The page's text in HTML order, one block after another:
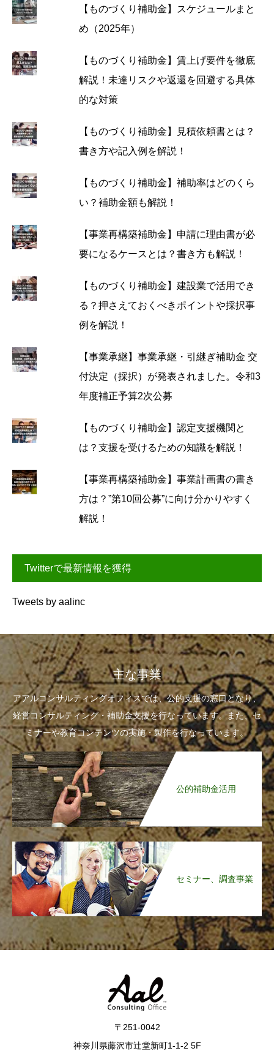
【ものづくり補助金】スケジュールまと
め（2025年）
【ものづくり補助金】賃上げ要件を徹底
解説！未達リスクや返還を回避する具体
的な対策
【ものづくり補助金】見積依頼書とは？
書き方や記入例を解説！
【ものづくり補助金】補助率はどのくら
い？補助金額も解説！
【事業再構築補助金】申請に理由書が必
要になるケースとは？書き方も解説！
【ものづくり補助金】建設業で活用でき
る？押さえておくべきポイントや採択事
例を解説！
【事業承継】事業承継・引継ぎ補助金 交
付決定（採択）が発表されました。令和3
年度補正予算2次公募
【ものづくり補助金】認定支援機関と
は？支援を受けるための知識を解説！
【事業再構築補助金】事業計画書の書き
方は？”第10回公募”に向け分かりやすく
解説！
Twitterで最新情報を獲得
Tweets by aalinc
主な事業
アアルコンサルティングオフィスでは、公的支援の窓口となり、
経営コンサルティング・補助金支援を行なっています。また、セ
ミナーや教育コンテンツの実施・製作を行なっています。
公的補助金活用
セミナー、調査事業
〒251-0042
神奈川県藤沢市辻堂新町1-1-2 5F